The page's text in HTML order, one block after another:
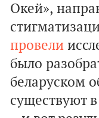
Окей»,
провели
было
беларуском
существуют